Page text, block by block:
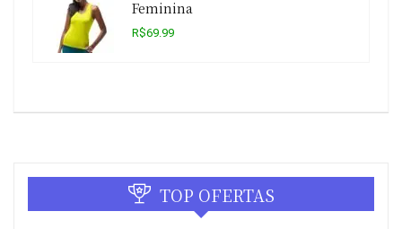
Feminina
R$69.99
TOP OFERTAS